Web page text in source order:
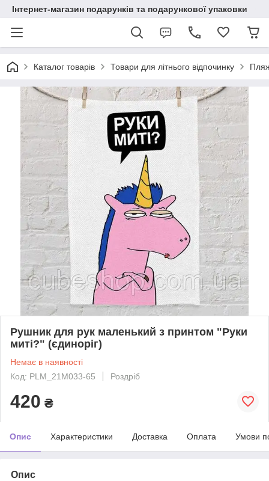
Інтернет-магазин подарунків та подарункової упаковки
Каталог товарів Товари для літнього відпочинку
Рушник для рук маленький з принтом "Руки
миті?" (єдиноріг)
Немає в наявності
Код: PLM_21M033-65
Роздріб
420 ₴
Опис Характеристики Доставка Оплата Умови
Опис